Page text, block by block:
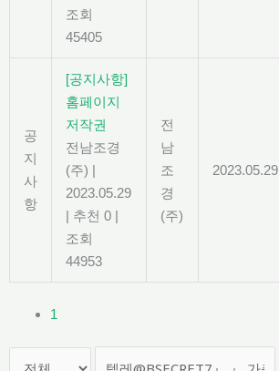
조회
45405
공
지
사
항
[공지사항]
홈페이지
저작권
전남조경
(주) |
2023.05.29
| 추천 0 |
조회
44953
전
남
조
경
(주)
2023.05.29
1